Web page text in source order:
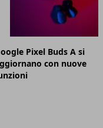
Pixel Buds A si
con nuove